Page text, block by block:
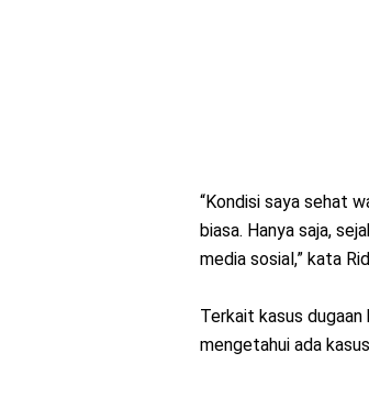
“Kondisi saya sehat
biasa. Hanya saja,
media sosial,” kata
Terkait kasus dugaan
mengetahui ada